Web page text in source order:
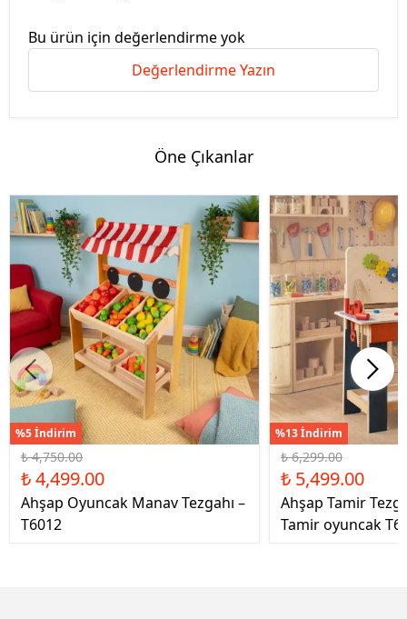
Bu ürün için değerlendirme yok
Değerlendirme Yazın
Öne Çıkanlar
%5 İndirim
₺ 4,750.00
₺ 4,499.00
Ahşap Oyuncak Manav Tezgahı –
T6012
%13 İndirim
₺ 6,299.00
₺ 5,499.00
Ahşap Tamir
Tamir oyuncak